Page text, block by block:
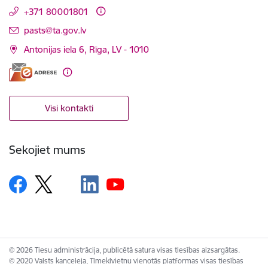
+371 80001801
E-pasts:
pasts@ta.gov.lv
Antonijas iela 6, Rīga, LV - 1010
Visi kontakti
Sekojiet mums
© 2026 Tiesu administrācija, publicētā satura visas tiesības aizsargātas.
© 2020 Valsts kanceleja, Tīmekļvietņu vienotās platformas visas tiesības